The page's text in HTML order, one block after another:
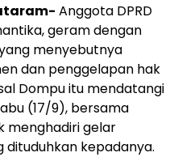
Anggota DPRD
geram dengan
menyebutnya
dan penggelapan hak
Dompu itu mendatangi
(17/9), bersama
menghadiri gelar
kepadanya.